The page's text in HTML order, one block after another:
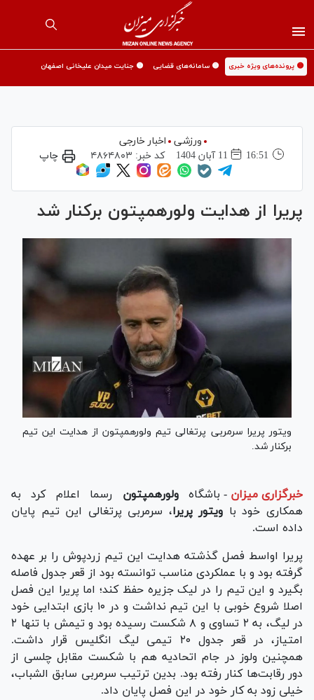
🟡 پرونده‌های ویژه خبری 🟡 سامانه‌های قضایی 🟡 جنایت میدان علیخانی اصفهان
ورزشی
اخبار خارجی
16:51
11 آبان 1404 کد خبر: ۴۸۶۴۸۰۳ چاپ
پریرا از هدایت ولورهمپتون برکنار شد
ویتور پریرا سرمربی پرتغالی تیم ولورهمپتون از هدایت این تیم
برکنار شد.
خبرگزاری میزان - باشگاهولورهمپتون رسما اعلام کرد به
همکاری خود با ویتور پریرا، سرمربی پرتغالی این تیم پایان
داده است.
پریرا اواسط فصل گذشته هدایت این تیم زردپوش را بر عهده
گرفته بود و با عملکردی مناسب توانسته بود از قعر جدول فاصله
بگیرد و این تیم را در لیک جزیره حفظ کند؛ اما پریرا این فصل
اصلا شروع خوبی با این تیم نداشت و در ۱۰ بازی ابتدایی خود
در لیگ، به ۲ تساوی و ۸ شکست رسیده بود و تیمش با تنها ۲
امتیاز، در قعر جدول ۲۰ تیمی لیگ انگلیس قرار داشت.
همچنین ولوز در جام اتحادیه هم با شکست مقابل چلسی از
دور رقابت‌ها کنار رفته بود. بدین ترتیب سرمربی سابق الشباب،
خیلی زود به کار خود در این فصل پایان داد.